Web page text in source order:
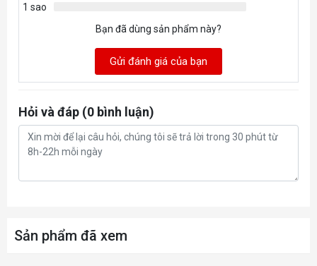
1 sao
Bạn đã dùng sản phẩm này?
Gửi đánh giá của bạn
Hỏi và đáp (0 bình luận)
Sản phẩm đã xem